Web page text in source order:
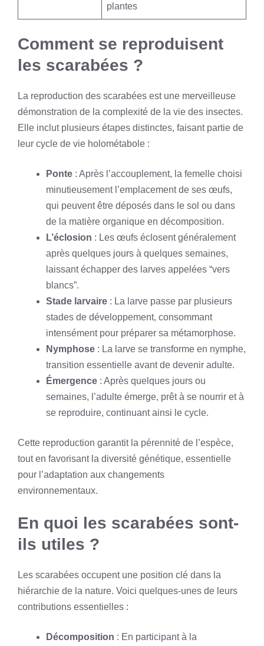
plantes
Comment se reproduisent
les scarabées ?
La reproduction des scarabées est une merveilleuse
démonstration de la complexité de la vie des insectes.
Elle inclut plusieurs étapes distinctes, faisant partie de
leur cycle de vie holométabole :
Ponte : Après l’accouplement, la femelle choisi
minutieusement l’emplacement de ses œufs,
qui peuvent être déposés dans le sol ou dans
de la matière organique en décomposition.
L’éclosion : Les œufs éclosent généralement
après quelques jours à quelques semaines,
laissant échapper des larves appelées “vers
blancs”.
Stade larvaire : La larve passe par plusieurs
stades de développement, consommant
intensément pour préparer sa métamorphose.
Nymphose : La larve se transforme en nymphe,
transition essentielle avant de devenir adulte.
Émergence : Après quelques jours ou
semaines, l’adulte émerge, prêt à se nourrir et à
se reproduire, continuant ainsi le cycle.
Cette reproduction garantit la pérennité de l’espèce,
tout en favorisant la diversité génétique, essentielle
pour l’adaptation aux changements
environnementaux.
En quoi les scarabées sont-
ils utiles ?
Les scarabées occupent une position clé dans la
hiérarchie de la nature. Voici quelques-unes de leurs
contributions essentielles :
Décomposition : En participant à la